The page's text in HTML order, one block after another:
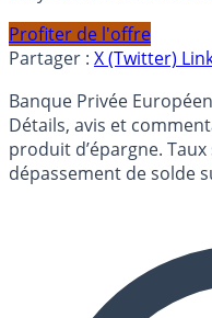
Profiter de l'offre
Partager : X (Twitter)
Banque Privée
Détails, avis et
produit d’épargne.
dépassement de solde